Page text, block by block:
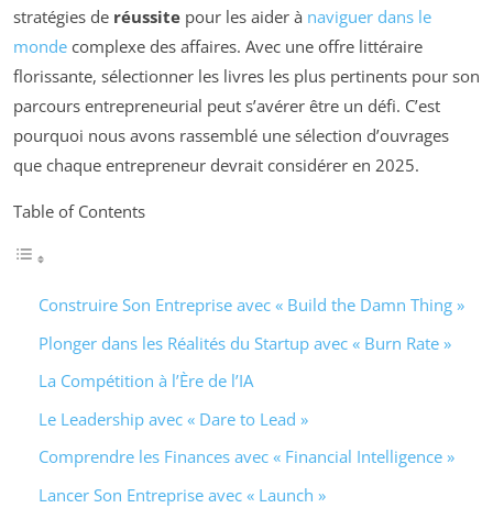
stratégies de réussite pour les aider à naviguer dans le
monde complexe des affaires. Avec une offre littéraire
florissante, sélectionner les livres les plus pertinents pour son
parcours entrepreneurial peut s’avérer être un défi. C’est
pourquoi nous avons rassemblé une sélection d’ouvrages
que chaque entrepreneur devrait considérer en 2025.
Table of Contents
Construire Son Entreprise avec « Build the Damn Thing »
Plonger dans les Réalités du Startup avec « Burn Rate »
La Compétition à l’Ère de l’IA
Le Leadership avec « Dare to Lead »
Comprendre les Finances avec « Financial Intelligence »
Lancer Son Entreprise avec « Launch »